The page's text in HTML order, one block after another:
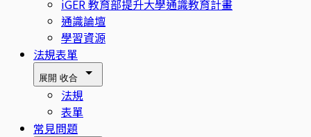
iGER 教育部提升大學通識教育計畫
通識論壇
學習資源
法規表單
展開 收合
法規
表單
常見問題